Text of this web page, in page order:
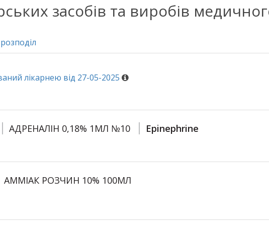
засобів та виробів
лікарнею від 27-05-2025
АДРЕНАЛІН 0,18% 1МЛ №10 Epinephrine
АММІАК РОЗЧИН 10% 100МЛ